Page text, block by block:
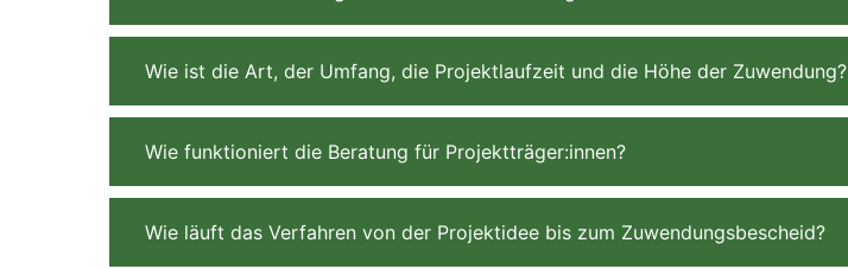
Wie ist die Art, der Umfang, die Projektlaufzeit und die Höhe der Zuwendung?
Wie funktioniert die Beratung für Projektträger:innen?
Wie läuft das Verfahren von der Projektidee bis zum Zuwendungsbescheid?